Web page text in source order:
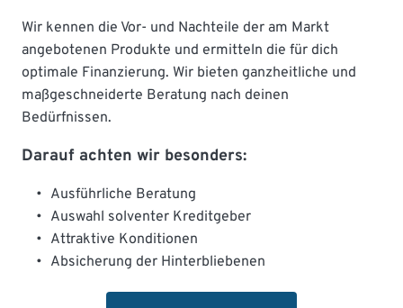
Wir kennen die Vor- und Nachteile der am Markt
angebotenen Produkte und ermitteln die für dich
optimale Finanzierung. Wir bieten ganzheitliche und
maßgeschneiderte Beratung nach deinen
Bedürfnissen.
Darauf achten wir besonders:
Ausführliche Beratung
Auswahl solventer Kreditgeber
Attraktive Konditionen
Absicherung der Hinterbliebenen